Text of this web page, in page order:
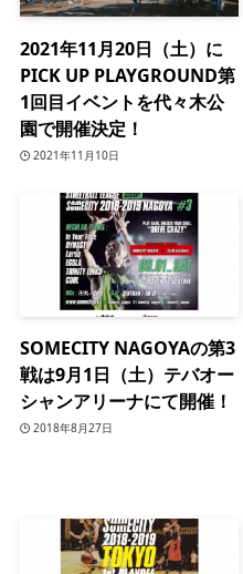
2021年11月20日（土）に
PICK UP PLAYGROUND第
1回目イベントを代々木公
園で開催決定！
2021年11月10日
SOMECITY NAGOYAの第3
戦は9月1日（土）テバオー
シャンアリーナにて開催！
2018年8月27日